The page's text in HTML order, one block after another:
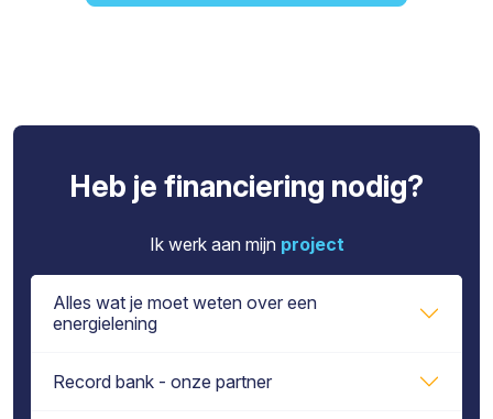
Heb je financiering nodig?
Ik werk aan mijn project
Alles wat je moet weten over een
energielening
Record bank - onze partner